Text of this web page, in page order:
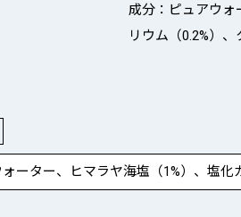
成分：ピュアウォ
リウム（0.2%）、
ーター、ヒマラヤ海塩（1%）、塩化